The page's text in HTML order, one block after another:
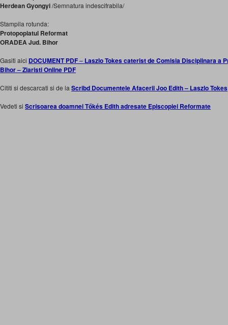
Herdean Gyongyi/Semnatura indescifrabila/
Stampila rotunda:
Protopopiatul Reformat
ORADEA Jud. Bihor
Gasiti aici DOCUMENT PDF– Laszlo Tokes caterist de Comisia Disciplinara a
Bihor – Ziaristi Online PDF
Cititi si descarcati si de la Scribd Documentele Afacerii Joo Edith – Laszlo Tokes
Vedeti si Scrisoarea doamnei Tőkés Edith adresate Episcopiei Reformate